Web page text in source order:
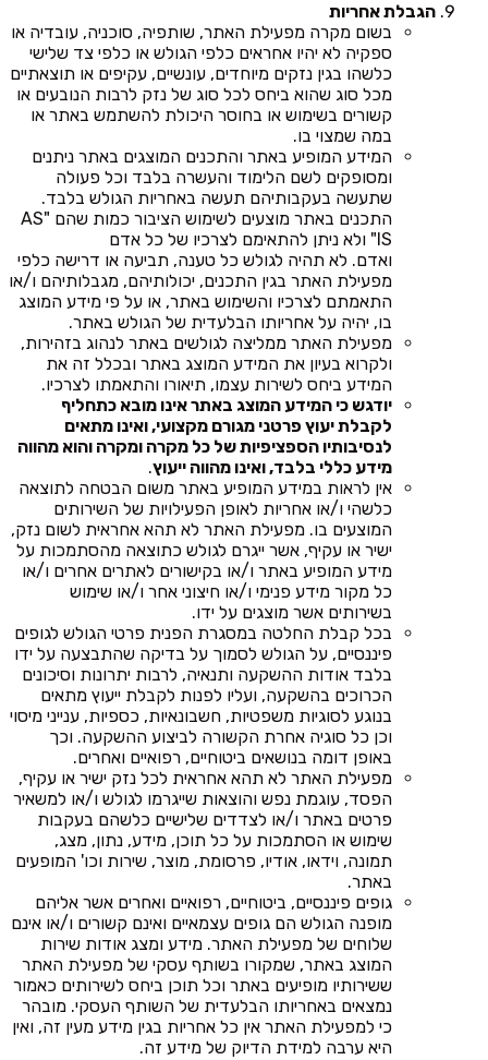
הגבלת אחריות
בשום מקרה מפעילת האתר, שותפיה, סוכניה, עובדיה או
ספקיה לא יהיו אחראים כלפי הגולש או כלפי צד שלישי
כלשהו בגין נזקים מיוחדים, עונשיים, עקיפים או תוצאתיים
מכל סוג שהוא ביחס לכל סוג של נזק לרבות הנובעים או
קשורים בשימוש או בחוסר היכולת להשתמש באתר או
במה שמצוי בו.
המידע המופיע באתר והתכנים המוצגים באתר ניתנים
ומסופקים לשם הלימוד והעשרה בלבד וכל פעולה
שתעשה בעקבותיהם תעשה באחריות הגולש בלבד.
התכנים באתר מוצעים לשימוש הציבור כמות שהם "AS
IS" ולא ניתן להתאימם לצרכיו של כל אדם
ואדם. לא תהיה לגולש כל טענה, תביעה או דרישה כלפי
מפעילת האתר בגין התכנים, יכולותיהם, מגבלותיהם ו/או
התאמתם לצרכיו והשימוש באתר, או על פי מידע המוצג
בו, יהיה על אחריותו הבלעדית של הגולש באתר.
מפעילת האתר ממליצה לגולשים באתר לנהוג בזהירות,
ולקרוא בעיון את המידע המוצג באתר ובכלל זה את
המידע ביחס לשירות עצמו, תיאורו והתאמתו לצרכיו.
יודגש כי המידע המוצג באתר אינו מובא כתחליף
לקבלת יעוץ פרטני מגורם מקצועי, ואינו מתאים
לנסיבותיו הספציפיות של כל מקרה ומקרה והוא מהווה
מידע כללי בלבד, ואינו מהווה ייעוץ.
אין לראות במידע המופיע באתר משום הבטחה לתוצאה
כלשהי ו/או אחריות לאופן הפעילויות של השירותים
המוצעים בו. מפעילת האתר לא תהא אחראית לשום נזק,
ישיר או עקיף, אשר ייגרם לגולש כתוצאה מהסתמכות על
מידע המופיע באתר ו/או בקישורים לאתרים אחרים ו/או
כל מקור מידע פנימי ו/או חיצוני אחר ו/או שימוש
בשירותים אשר מוצגים על ידו.
בכל קבלת החלטה במסגרת הפנית פרטי הגולש לגופים
פיננסיים, על הגולש לסמוך על בדיקה שהתבצעה על ידו
בלבד אודות ההשקעה ותנאיה, לרבות יתרונות וסיכונים
הכרוכים בהשקעה, ועליו לפנות לקבלת ייעוץ מתאים
בנוגע לסוגיות משפטיות, חשבונאיות, כספיות, ענייני מיסוי
וכן כל סוגיה אחרת הקשורה לביצוע ההשקעה. וכך
באופן דומה בנושאים ביטוחיים, רפואיים ואחרים.
מפעילת האתר לא תהא אחראית לכל נזק ישיר או עקיף,
הפסד, עוגמת נפש והוצאות שייגרמו לגולש ו/או למשאיר
פרטים באתר ו/או לצדדים שלישיים כלשהם בעקבות
שימוש או הסתמכות על כל תוכן, מידע, נתון, מצג,
תמונה, וידאו, אודיו, פרסומת, מוצר, שירות וכו' המופעים
באתר.
גופים פיננסיים, ביטוחיים, רפואיים ואחרים אשר אליהם
מופנה הגולש הם גופים עצמאיים ואינם קשורים ו/או אינם
שלוחים של מפעילת האתר. מידע ומצג אודות שירות
המוצג באתר, שמקורו בשותף עסקי של מפעילת האתר
ששירותיו מופיעים באתר וכל תוכן ביחס לשירותים כאמור
נמצאים באחריותו הבלעדית של השותף העסקי. מובהר
כי למפעילת האתר אין כל אחריות בגין מידע מעין זה, ואין
היא ערבה למידת הדיוק של מידע זה.